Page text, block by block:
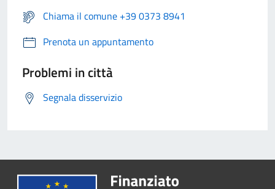
Chiama il comune +39 0373 8941
Prenota un appuntamento
Problemi in città
Segnala disservizio